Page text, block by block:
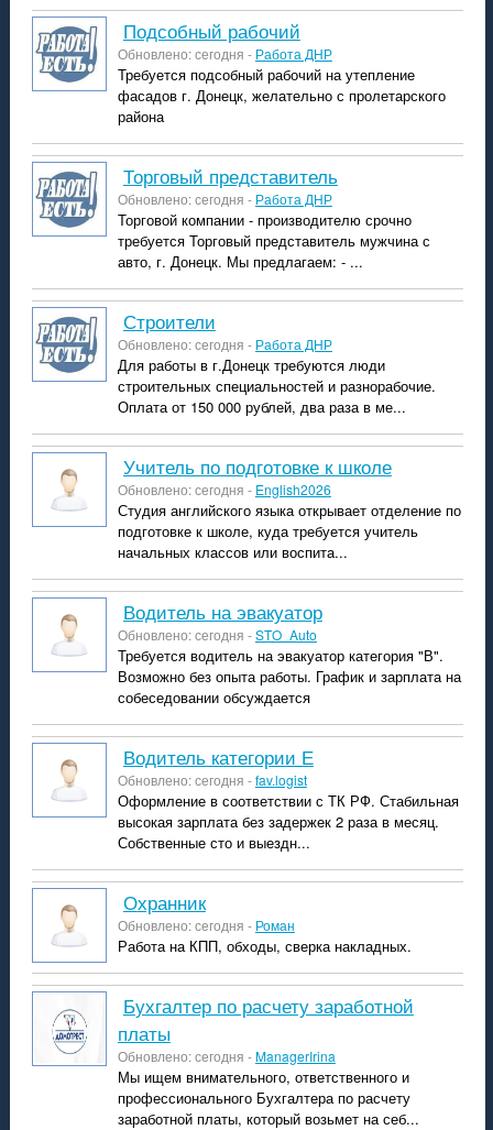
подсобный рабочий
Обновлено: сегодня - Работа ДНР
Требуется подсобный рабочий на утепление
фасадов г. Донецк, желательно с пролетарского
района
торговый представитель
Обновлено: сегодня - Работа ДНР
Торговой компании - производителю срочно
требуется Торговый представитель мужчина с
авто, г. Донецк. Мы предлагаем: - ...
строители
Обновлено: сегодня - Работа ДНР
Для работы в г.Донецк требуются люди
строительных специальностей и разнорабочие.
Оплата от 150 000 рублей, два раза в ме...
учитель по подготовке к школе
Обновлено: сегодня - English2026
Студия английского языка открывает отделение по
подготовке к школе, куда требуется учитель
начальных классов или воспита...
Водитель на эвакуатор
Обновлено: сегодня -STO_Auto
Требуется водитель на эвакуатор категория "В".
Возможно без опыта работы. График и зарплата на
собеседовании обсуждается
водитель категории Е
Обновлено: сегодня -fav.logist
Оформление в соответствии с ТК РФ. Стабильная
высокая зарплата без задержек 2 раза в месяц.
Собственные сто и выездн...
охранник
Обновлено: сегодня - Роман
Работа на КПП, обходы, сверка накладных.
Бухгалтер по расчету заработной
платы
Обновлено: сегодня -ManagerIrina
Мы ищем внимательного, ответственного и
профессионального Бухгалтера по расчету
заработной платы, который возьмет на себ...